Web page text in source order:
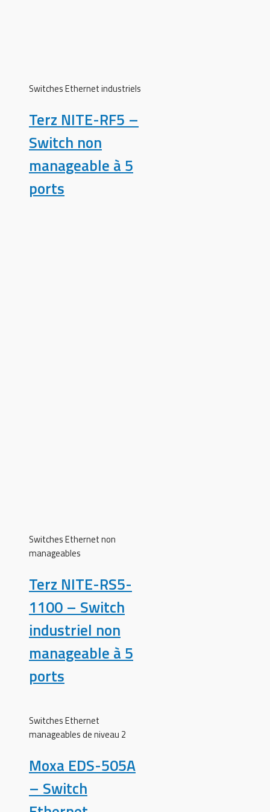
Switches Ethernet industriels
Terz NITE-RF5 –
Switch non
manageable à 5
ports
Switches Ethernet non
manageables
Terz NITE-RS5-
1100 – Switch
industriel non
manageable à 5
ports
Switches Ethernet
manageables de niveau 2
Moxa EDS-505A
– Switch